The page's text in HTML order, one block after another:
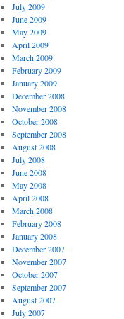
July 2009
June 2009
May 2009
April 2009
March 2009
February 2009
January 2009
December 2008
November 2008
October 2008
September 2008
August 2008
July 2008
June 2008
May 2008
April 2008
March 2008
February 2008
January 2008
December 2007
November 2007
October 2007
September 2007
August 2007
July 2007